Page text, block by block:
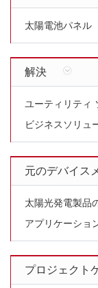
太陽電池パネル
解決
ユーティリティ
ビジネスソリュ
元のデバイス
太陽光発電製品
アプリケーショ
プロジェクト